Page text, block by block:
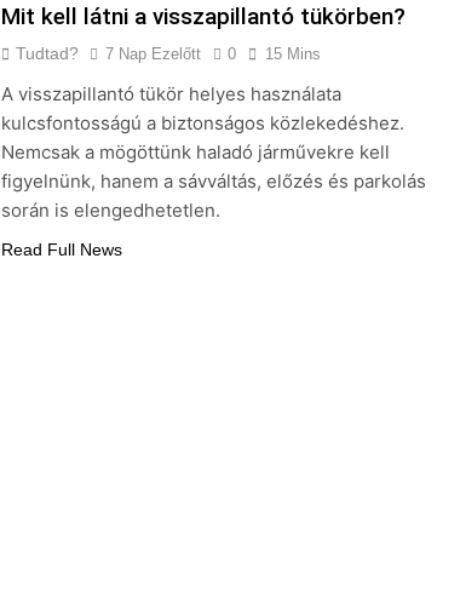
Mit kell látni a visszapillantó tükörben?
Tudtad? 7 Nap Ezelőtt 0 15 Mins
A visszapillantó tükör helyes használata
kulcsfontosságú a biztonságos közlekedéshez.
Nemcsak a mögöttünk haladó járművekre kell
figyelnünk, hanem a sávváltás, előzés és parkolás
során is elengedhetetlen.
Read Full News